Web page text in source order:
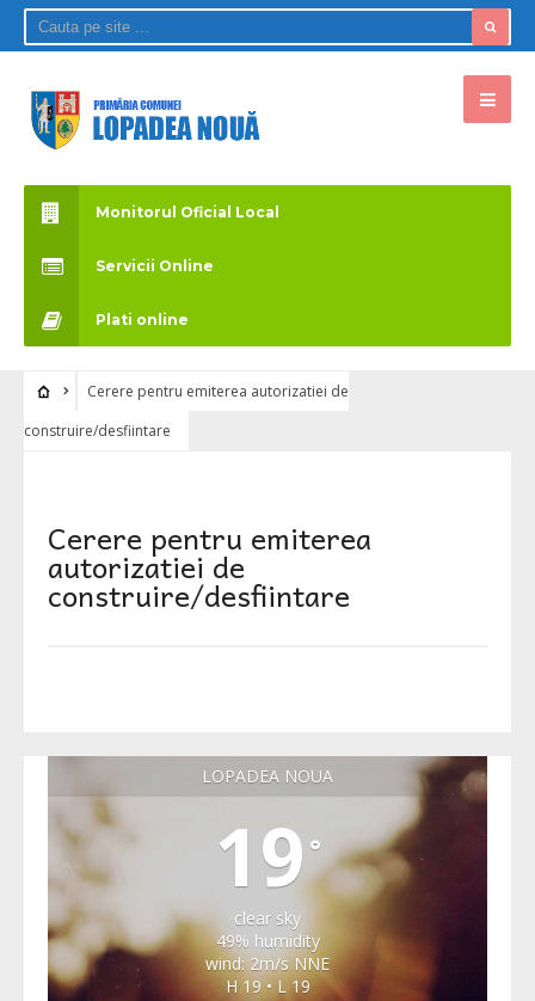
Monitorul Oficial Local
Servicii Online
Plati online
Cerere pentru emiterea autorizatiei de
construire/desfiintare
Cerere pentru emiterea
autorizatiei de
construire/desfiintare
LOPADEA NOUA
19°
clear sky
49% humidity
wind: 2m/s NNE
H 19 • L 19